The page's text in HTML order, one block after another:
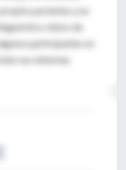
pacientes y no
clínico de
participantes no
sus síntomas.